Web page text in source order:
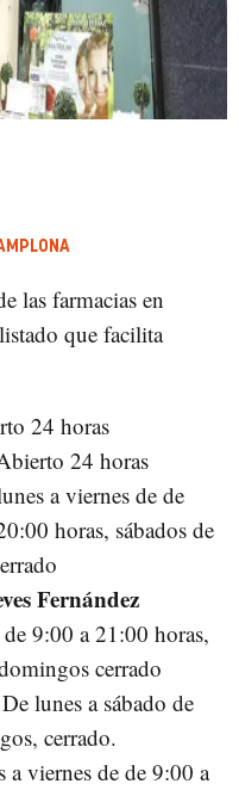
las farmacias en
que facilita
24 horas
24 horas
a viernes de de
horas, sábados de
Fernández
9:00 a 21:00 horas,
cerrado
lunes a sábado de
cerrado.
a viernes de de 9:00 a